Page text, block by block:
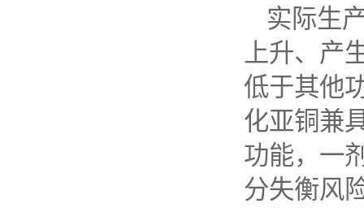
实际生
上升、产
低于其他
化亚铜兼
功能，一
分失衡风